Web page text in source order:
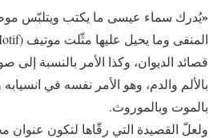
«يُدرك سماء عيسى ما يكتب ويتلبّس
قصائد الديوان، وكذا الأمر بالنسبة إلى
بالألم والدم، وهو الأمر نفسه في
بالموت وبالموروث.
ولعلّ القصيدة التي رقّاها لتكون عنوان